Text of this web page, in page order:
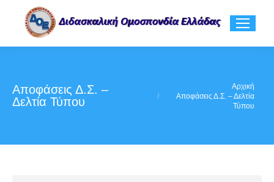
Αποφάσεις Δ.Σ. –
Δελτία Τύπου
Αρχική
Αποφάσεις Δ.Σ. – Δελτία
Τύπου